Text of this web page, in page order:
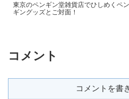
東京のペンギン堂雑貨店でひしめくペン
ギングッズとご対面！
コメント
コメントを書